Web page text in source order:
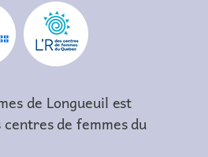
de Longueuil est
centres de femmes du